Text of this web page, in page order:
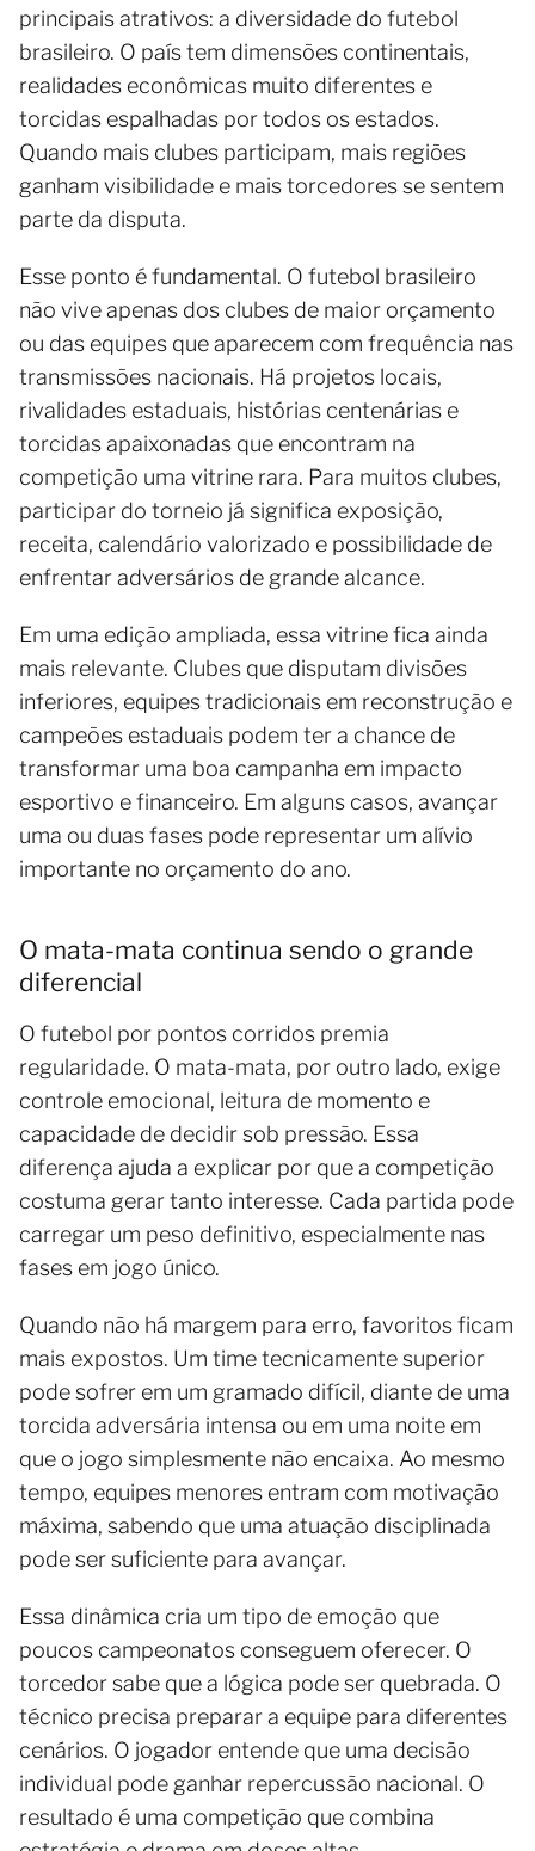
principais atrativos: a diversidade do futebol
brasileiro. O país tem dimensões continentais,
realidades econômicas muito diferentes e
torcidas espalhadas por todos os estados.
Quando mais clubes participam, mais regiões
ganham visibilidade e mais torcedores se sentem
parte da disputa.
Esse ponto é fundamental. O futebol brasileiro
não vive apenas dos clubes de maior orçamento
ou das equipes que aparecem com frequência nas
transmissões nacionais. Há projetos locais,
rivalidades estaduais, histórias centenárias e
torcidas apaixonadas que encontram na
competição uma vitrine rara. Para muitos clubes,
participar do torneio já significa exposição,
receita, calendário valorizado e possibilidade de
enfrentar adversários de grande alcance.
Em uma edição ampliada, essa vitrine fica ainda
mais relevante. Clubes que disputam divisões
inferiores, equipes tradicionais em reconstrução e
campeões estaduais podem ter a chance de
transformar uma boa campanha em impacto
esportivo e financeiro. Em alguns casos, avançar
uma ou duas fases pode representar um alívio
importante no orçamento do ano.
O mata-mata continua sendo o grande
diferencial
O futebol por pontos corridos premia
regularidade. O mata-mata, por outro lado, exige
controle emocional, leitura de momento e
capacidade de decidir sob pressão. Essa
diferença ajuda a explicar por que a competição
costuma gerar tanto interesse. Cada partida pode
carregar um peso definitivo, especialmente nas
fases em jogo único.
Quando não há margem para erro, favoritos ficam
mais expostos. Um time tecnicamente superior
pode sofrer em um gramado difícil, diante de uma
torcida adversária intensa ou em uma noite em
que o jogo simplesmente não encaixa. Ao mesmo
tempo, equipes menores entram com motivação
máxima, sabendo que uma atuação disciplinada
pode ser suficiente para avançar.
Essa dinâmica cria um tipo de emoção que
poucos campeonatos conseguem oferecer. O
torcedor sabe que a lógica pode ser quebrada. O
técnico precisa preparar a equipe para diferentes
cenários. O jogador entende que uma decisão
individual pode ganhar repercussão nacional. O
resultado é uma competição que combina